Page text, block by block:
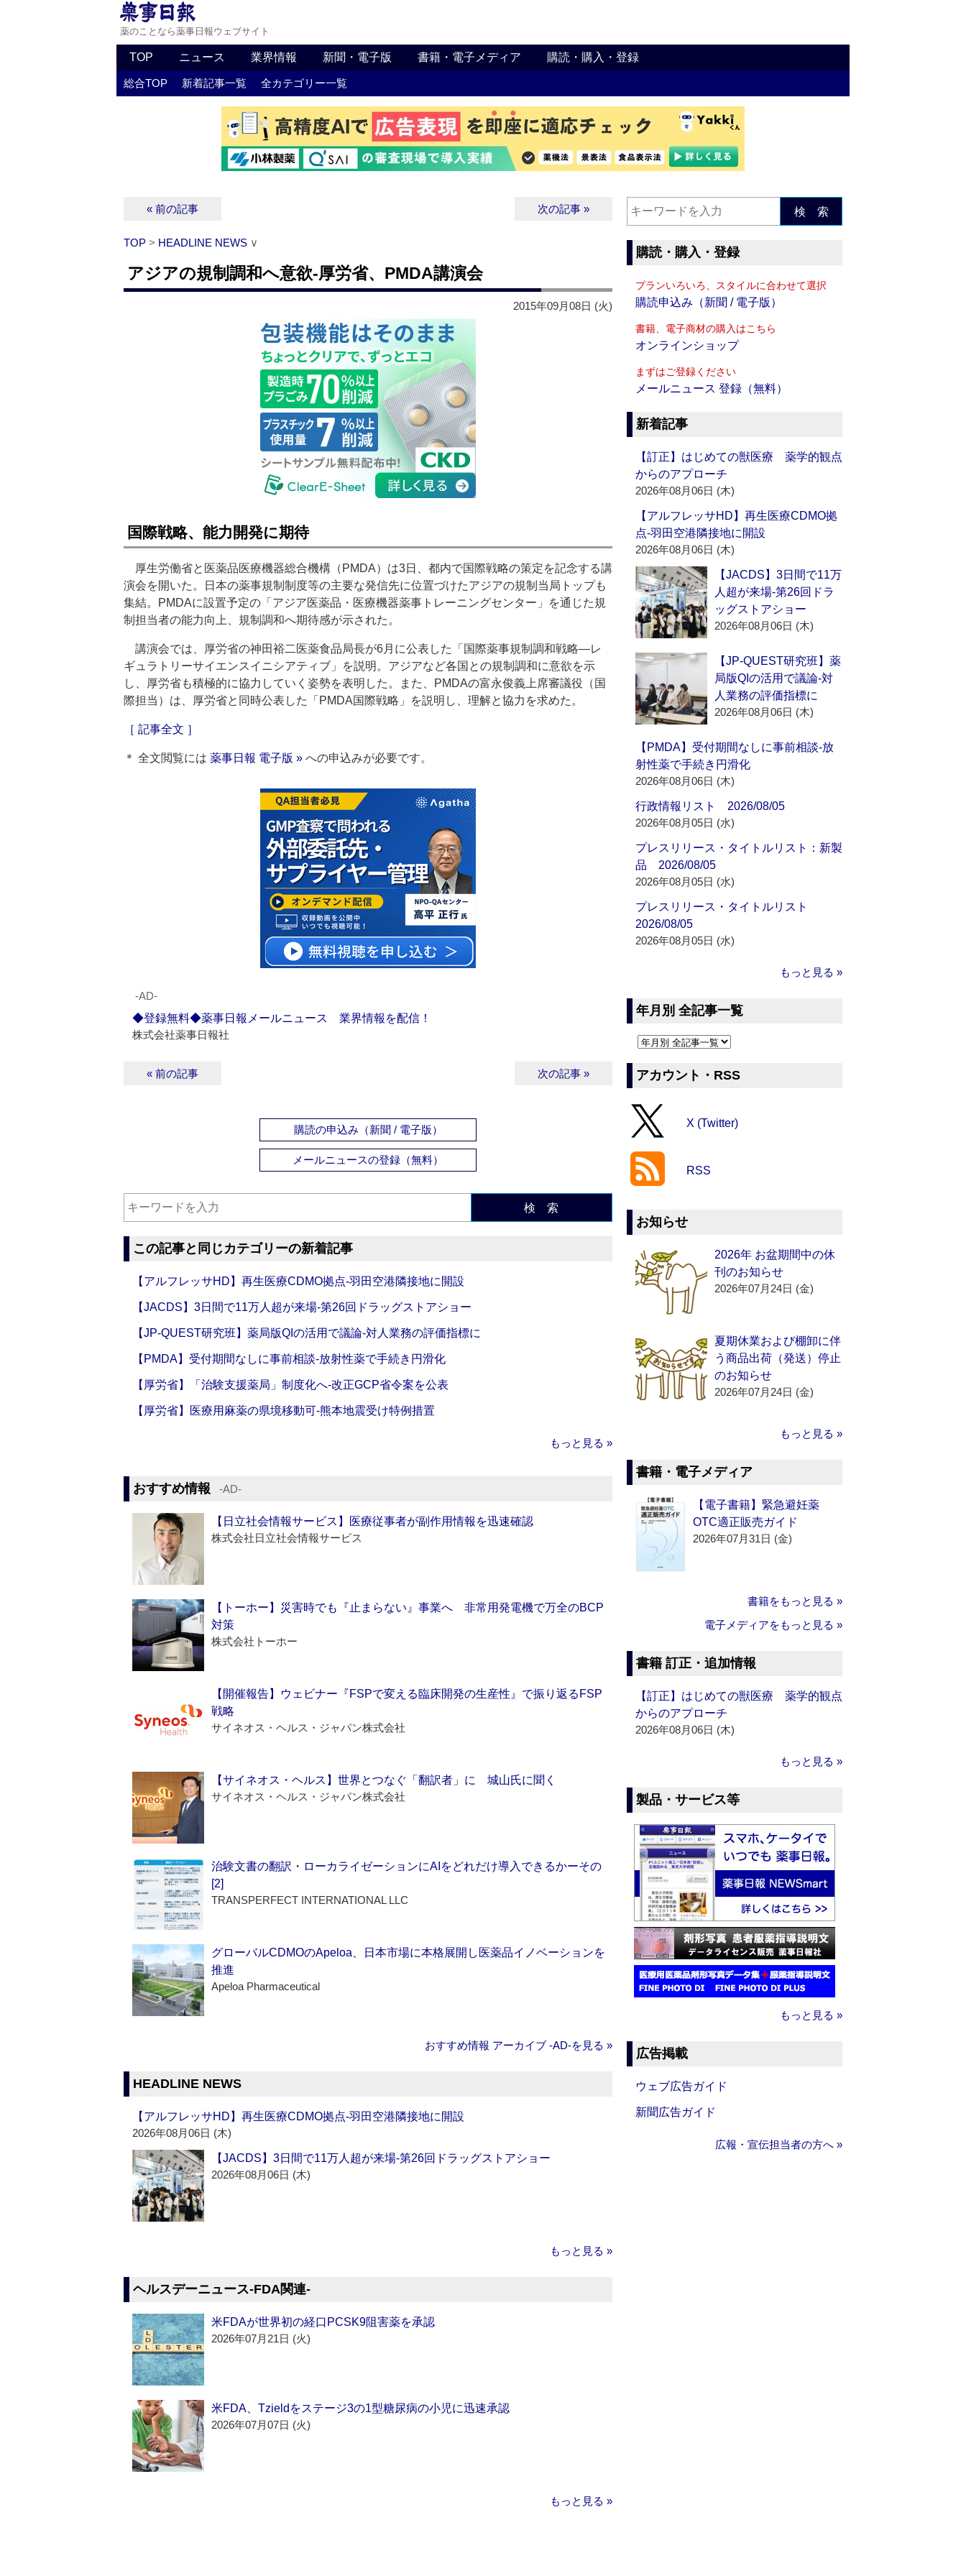
薬のことなら薬事日報ウェブサイト
TOP ニュース 業界情報 新聞・電子版 書籍・電子メディア 購読・購入・登録
総合TOP 新着記事一覧 全カテゴリー一覧
« 前の記事 次の記事 »
TOP > HEADLINE NEWS ∨
アジアの規制調和へ意欲‐厚労省、PMDA講演会
2015年09月08日 (火)
国際戦略、能力開発に期待
厚生労働省と医薬品医療機器総合機構（PMDA）は3日、都内で国際戦略の策定を記念する講
演会を開いた。日本の薬事規制制度等の主要な発信先に位置づけたアジアの規制当局トップも
集結。PMDAに設置予定の「アジア医薬品・医療機器薬事トレーニングセンター」を通じた規
制担当者の能力向上、規制調和へ期待感が示された。
講演会では、厚労省の神田裕二医薬食品局長が6月に公表した「国際薬事規制調和戦略―レ
ギュラトリーサイエンスイニシアティブ」を説明。アジアなど各国との規制調和に意欲を示
し、厚労省も積極的に協力していく姿勢を表明した。また、PMDAの富永俊義上席審議役（国
際担当）は、厚労省と同時公表した「PMDA国際戦略」を説明し、理解と協力を求めた。
［ 記事全文 ］
＊ 全文閲覧には 薬事日報 電子版 » への申込みが必要です。
‐AD‐
◆登録無料◆薬事日報メールニュース 業界情報を配信！
株式会社薬事日報社
« 前の記事 次の記事 »
購読の申込み（新聞 / 電子版）
メールニュースの登録（無料）
検 索
この記事と同じカテゴリーの新着記事
【アルフレッサHD】再生医療CDMO拠点‐羽田空港隣接地に開設
【JACDS】3日間で11万人超が来場‐第26回ドラッグストアショー
【JP-QUEST研究班】薬局版QIの活用で議論‐対人業務の評価指標に
【PMDA】受付期間なしに事前相談‐放射性薬で手続き円滑化
【厚労省】「治験支援薬局」制度化へ‐改正GCP省令案を公表
【厚労省】医療用麻薬の県境移動可‐熊本地震受け特例措置
もっと見る »
おすすめ情報 ‐AD‐
【日立社会情報サービス】医療従事者が副作用情報を迅速確認
株式会社日立社会情報サービス
【トーホー】災害時でも『止まらない』事業へ 非常用発電機で万全のBCP
対策
株式会社トーホー
【開催報告】ウェビナー『FSPで変える臨床開発の生産性』で振り返るFSP
戦略
サイネオス・ヘルス・ジャパン株式会社
【サイネオス・ヘルス】世界とつなぐ「翻訳者」に 城山氏に聞く
サイネオス・ヘルス・ジャパン株式会社
治験文書の翻訳・ローカライゼーションにAIをどれだけ導入できるかーその
[2]
TRANSPERFECT INTERNATIONAL LLC
グローバルCDMOのApeloa、日本市場に本格展開し医薬品イノベーションを
推進
Apeloa Pharmaceutical
おすすめ情報 アーカイブ ‐AD‐を見る »
HEADLINE NEWS
【アルフレッサHD】再生医療CDMO拠点‐羽田空港隣接地に開設
2026年08月06日 (木)
【JACDS】3日間で11万人超が来場‐第26回ドラッグストアショー
2026年08月06日 (木)
もっと見る »
ヘルスデーニュース‐FDA関連‐
米FDAが世界初の経口PCSK9阻害薬を承認
2026年07月21日 (火)
米FDA、Tzieldをステージ3の1型糖尿病の小児に迅速承認
2026年07月07日 (火)
もっと見る »
検 索
購読・購入・登録
プランいろいろ、スタイルに合わせて選択
購読申込み（新聞 / 電子版）
書籍、電子商材の購入はこちら
オンラインショップ
まずはご登録ください
メールニュース 登録（無料）
新着記事
【訂正】はじめての獣医療 薬学的観点
からのアプローチ
2026年08月06日 (木)
【アルフレッサHD】再生医療CDMO拠
点‐羽田空港隣接地に開設
2026年08月06日 (木)
【JACDS】3日間で11万
人超が来場‐第26回ドラ
ッグストアショー
2026年08月06日 (木)
【JP-QUEST研究班】薬
局版QIの活用で議論‐対
人業務の評価指標に
2026年08月06日 (木)
【PMDA】受付期間なしに事前相談‐放
射性薬で手続き円滑化
2026年08月06日 (木)
行政情報リスト 2026/08/05
2026年08月05日 (水)
プレスリリース・タイトルリスト：新製
品 2026/08/05
2026年08月05日 (水)
プレスリリース・タイトルリスト
2026/08/05
2026年08月05日 (水)
もっと見る »
年月別 全記事一覧
アカウント・RSS
X (Twitter)
RSS
お知らせ
2026年 お盆期間中の休
刊のお知らせ
2026年07月24日 (金)
夏期休業および棚卸に伴
う商品出荷（発送）停止
のお知らせ
2026年07月24日 (金)
もっと見る »
書籍・電子メディア
【電子書籍】緊急避妊薬
OTC適正販売ガイド
2026年07月31日 (金)
書籍をもっと見る »
電子メディアをもっと見る »
書籍 訂正・追加情報
【訂正】はじめての獣医療 薬学的観点
からのアプローチ
2026年08月06日 (木)
もっと見る »
製品・サービス等
もっと見る »
広告掲載
ウェブ広告ガイド
新聞広告ガイド
広報・宣伝担当者の方へ »